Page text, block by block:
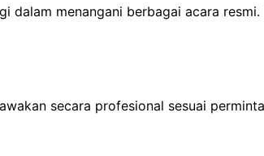
menangani berbagai acara
secara profesional sesuai